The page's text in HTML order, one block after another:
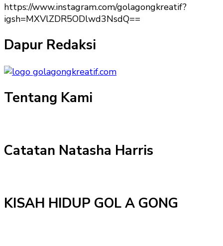
https://www.instagram.com/golagongkreatif?
igsh=MXVlZDR5ODlwd3NsdQ==
Dapur Redaksi
Tentang Kami
Catatan Natasha Harris
KISAH HIDUP GOL A GONG